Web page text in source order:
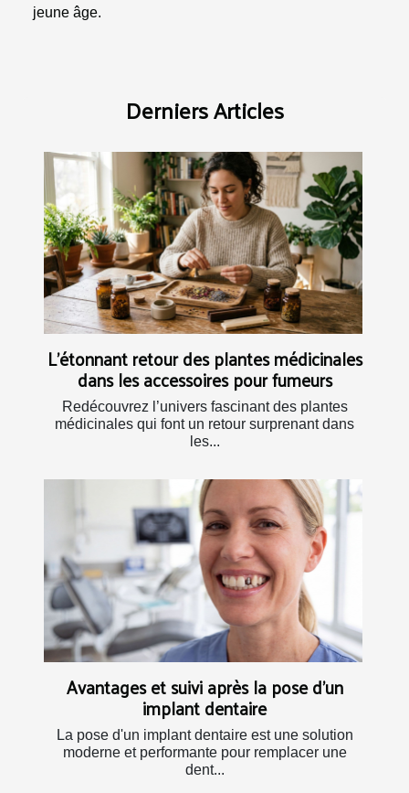
jeune âge.
Derniers Articles
L’étonnant retour des plantes médicinales
dans les accessoires pour fumeurs
Redécouvrez l’univers fascinant des plantes
médicinales qui font un retour surprenant dans
les...
Avantages et suivi après la pose d'un
implant dentaire
La pose d'un implant dentaire est une solution
moderne et performante pour remplacer une
dent...